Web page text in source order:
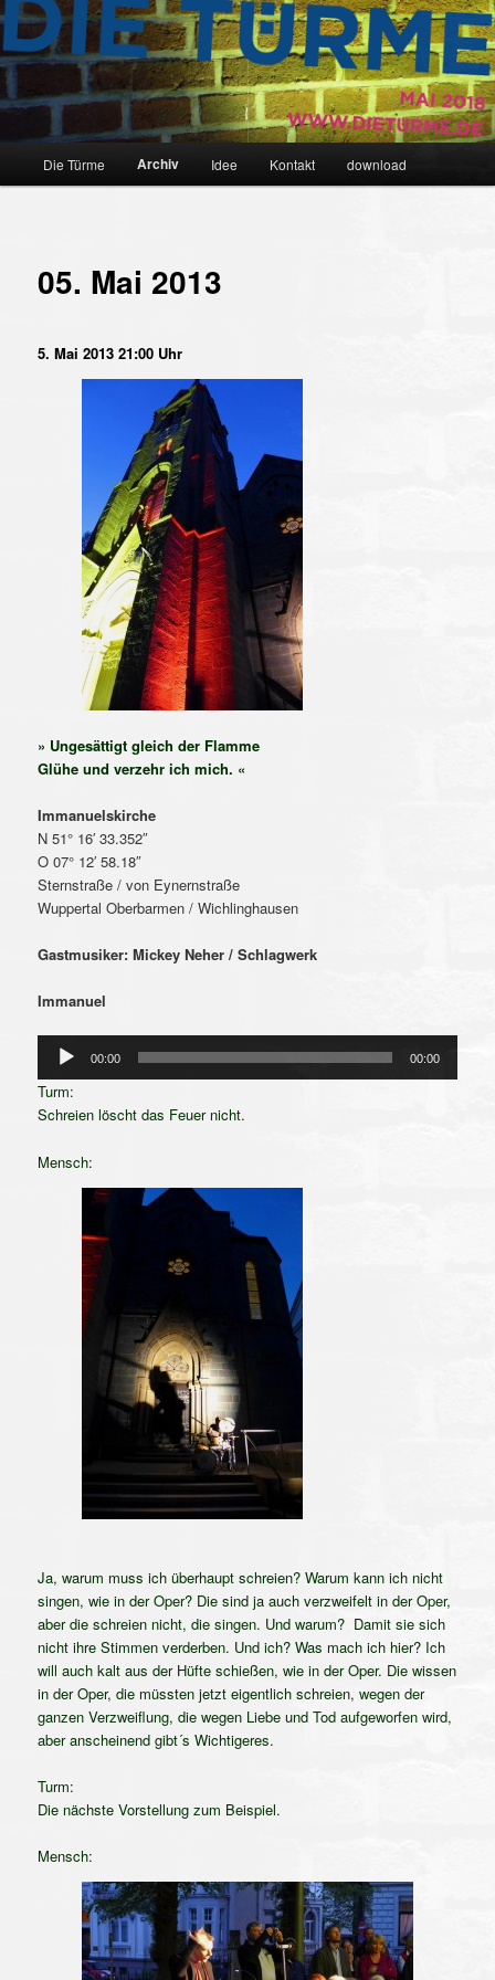
Die Türme
Die Bergische Literaturperformance # Ein Projekt von Andy Dino Iussa &
Olaf Reitz
Zum Inhalt wechseln
Die Türme Archiv Idee Kontakt download
05. Mai 2013
5. Mai 2013 21:00 Uhr
» Ungesättigt gleich der Flamme
Glühe und verzehr ich mich. «
Immanuelskirche
N 51° 16′ 33.352″
O 07° 12′ 58.18″
Sternstraße / von Eynernstraße
Wuppertal Oberbarmen / Wichlinghausen
Gastmusiker: Mickey Neher / Schlagwerk
Immanuel
Audio-
Player
00:00 00:00
Turm:
Schreien löscht das Feuer nicht.
Mensch:
Ja, warum muss ich überhaupt schreien?Warum kann ich nicht
singen, wie in der Oper? Die sind ja auch verzweifelt in der Oper,
aber die schreien nicht, die singen. Und warum? Damit sie sich
nichtihre Stimmen verderben. Und ich? Was mach ich hier? Ich
will auch kalt aus der Hüfte schießen, wie in derOper. Die wissen
in der Oper, die müssten jetzt eigentlichschreien, wegen der
ganzen Verzweiflung, die wegen Liebe und Tod aufgeworfen wird,
aber anscheinend gibt´s Wichtigeres.
Turm:
Die nächste Vorstellung zum Beispiel.
Mensch: